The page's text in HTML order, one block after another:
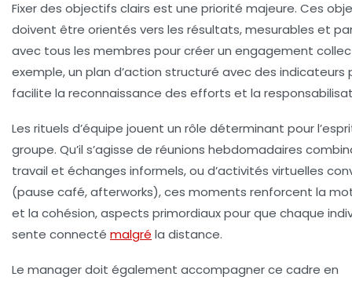
Fixer des objectifs clairs est une priorité majeure. Ces
doivent être orientés vers les résultats, mesurables et
avec tous les membres pour créer un engagement
exemple, un plan d’action structuré avec des indicateurs
facilite la reconnaissance des efforts et la
Les rituels d’équipe jouent un rôle déterminant pour
groupe. Qu’il s’agisse de réunions hebdomadaires
travail et échanges informels, ou d’activités virtuelles
(pause café, afterworks), ces moments renforcent la
et la cohésion, aspects primordiaux pour que chaque
sente connecté malgré la distance.
Le manager doit également accompagner ce cadre en